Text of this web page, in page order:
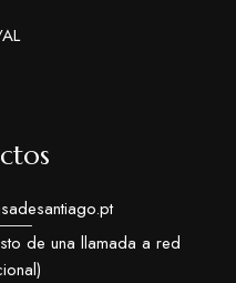
de una llamada a red